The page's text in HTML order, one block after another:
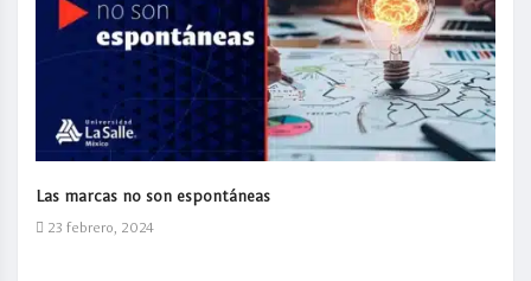
Las marcas no son espontáneas
23 febrero, 2024